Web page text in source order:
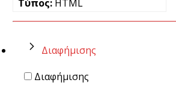
HTML
Διαφήμισης
Διαφήμισης